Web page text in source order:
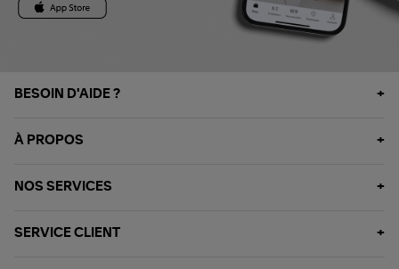
BESOIN D'AIDE ?
À PROPOS
NOS SERVICES
SERVICE CLIENT